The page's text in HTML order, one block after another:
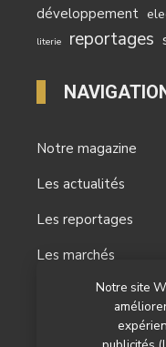
Notre site
développement
literie reportages
Notre magazine
Les actualités
Les reportages
Les marchés